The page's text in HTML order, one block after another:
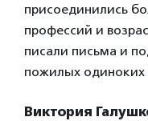
присоединились
профессий и
писали письма и
пожилых
Виктория